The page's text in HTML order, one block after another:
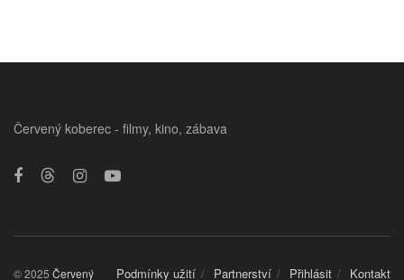
Červený koberec - filmy, kino, zábava
Podmínky užití Partnerství Přihlásit Kontakt
© 2025 Červený